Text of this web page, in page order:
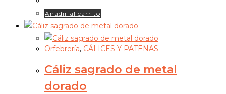
Añadir al carrito
Orfebrería, CÁLICES Y PATENAS
Cáliz sagrado de metal
dorado